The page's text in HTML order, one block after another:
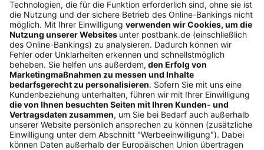
Filial- & Automatensuche
PLZ, Adresse eingeben…